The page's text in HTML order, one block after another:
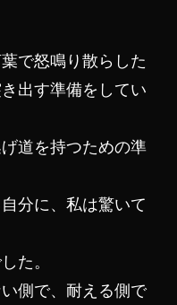
で怒鳴り散らした
出す準備をしてい
道を持つための準
分に、私は驚いて
た。
側で、耐える側で